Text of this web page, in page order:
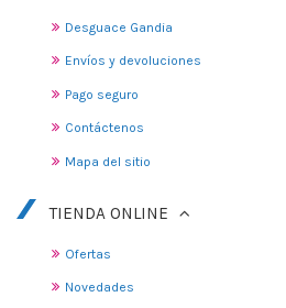
Desguace Gandia
Envíos y devoluciones
Pago seguro
Contáctenos
Mapa del sitio
TIENDA ONLINE
Ofertas
Novedades